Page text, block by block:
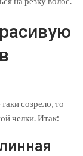
созрело, то
челки. Итак: